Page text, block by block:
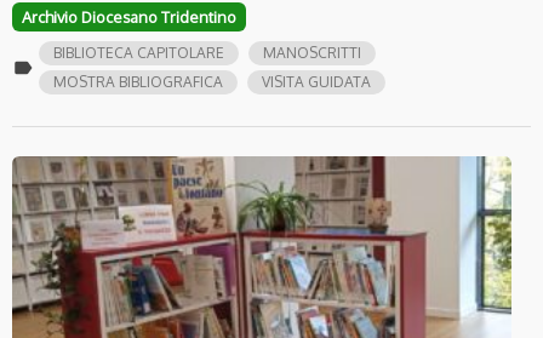
Archivio Diocesano Tridentino
label
BIBLIOTECA CAPITOLARE
MANOSCRITTI
MOSTRA BIBLIOGRAFICA
VISITA GUIDATA